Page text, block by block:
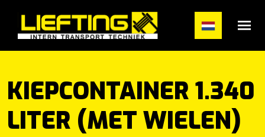
KIEPCONTAINER 1.340
LITER (MET WIELEN)